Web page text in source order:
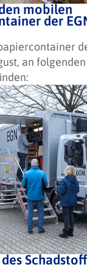
mobilen
der
an